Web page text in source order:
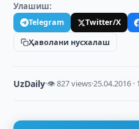
Улашиш:
Telegram Twitter/X
Ҳаволани нусхалаш
UzDaily·👁 827 views·25.04.2016 ·